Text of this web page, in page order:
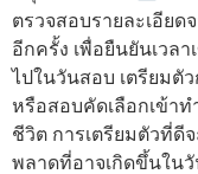
ตรวจสอบรายละเอีย
อีกครั้ง เพื่อยืนยันเวล
ไปในวันสอบ เตรียมตั
หรือสอบคัดเลือกเข้า
ชีวิต การเตรียมตัวที่ดี
พลาดที่อาจเกิดขึ้นใน